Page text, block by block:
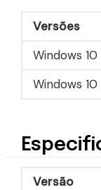
Versões
Windows
Windows 10
Versão